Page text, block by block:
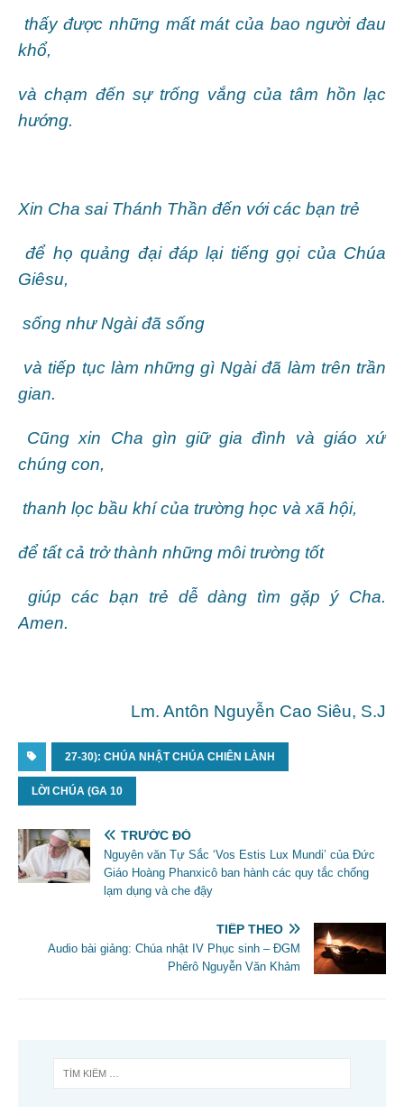
thấy được những mất mát của bao người đau
khổ,
và chạm đến sự trống vắng của tâm hồn lạc
hướng.
Xin Cha sai Thánh Thần đến với các bạn trẻ
để họ quảng đại đáp lại tiếng gọi của Chúa
Giêsu,
sống như Ngài đã sống
và tiếp tục làm những gì Ngài đã làm trên trần
gian.
Cũng xin Cha gìn giữ gia đình và giáo xứ
chúng con,
thanh lọc bầu khí của trường học và xã hội,
để tất cả trở thành những môi trường tốt
giúp các bạn trẻ dễ dàng tìm gặp ý Cha.
Amen.
Lm. Antôn Nguyễn Cao Siêu, S.J
27-30): CHÚA NHẬT CHÚA CHIÊN LÀNH
LỜI CHÚA (GA 10
TRƯỚC ĐÓ
Nguyên văn Tự Sắc ‘Vos Estis Lux Mundi’ của Đức
Giáo Hoàng Phanxicô ban hành các quy tắc chống
lạm dụng và che đậy
TIẾP THEO
Audio bài giảng: Chúa nhật IV Phục sinh – ĐGM
Phêrô Nguyễn Văn Khảm